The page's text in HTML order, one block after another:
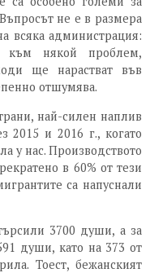
не е в размера
всяка администрация:
към някой проблем,
ще нарастват във
отшумява.
най-силен наплив
2015 и 2016 г., когато
у нас. Производството
в 60% от тези
са напуснали
3700 души, а за
души, като на 373 от
Тоест, бежанският